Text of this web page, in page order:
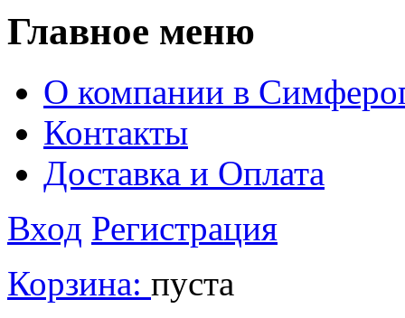
Главное меню
О компании в
Контакты
Доставка и Оплата
Вход Регистрация
Корзина: пуста